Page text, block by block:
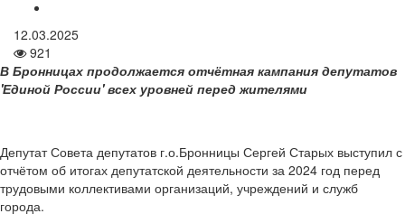
12.03.2025
921
В Бронницах продолжается отчётная кампания депутатов
'Единой России' всех уровней перед жителями
Депутат Совета депутатов г.о.Бронницы Сергей Старых выступил с
отчётом об итогах депутатской деятельности за 2024 год перед
трудовыми коллективами организаций, учреждений и служб
города.